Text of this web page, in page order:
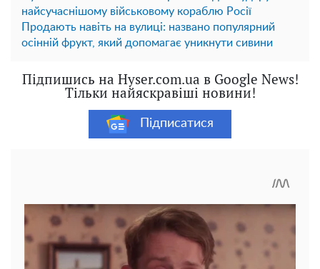
найсучаснішому військовому кораблю Росії
Продають навіть на вулиці: названо популярний
осінній фрукт, який допомагає уникнути сивини
Підпишись на Hyser.com.ua в Google News!
Тільки найяскравіші новини!
Підписатися